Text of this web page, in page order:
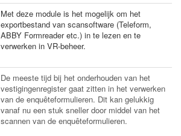
Met deze module is het mogelijk om het
exportbestand van scansoftware (Teleform,
ABBY Formreader etc.) in te lezen en te
verwerken in VR-beheer.
De meeste tijd bij het onderhouden van het
vestigingenregister gaat zitten in het verwerken
van de enquêteformulieren. Dit kan gelukkig
vanaf nu een stuk sneller door middel van het
scannen van de enquêteformulieren.